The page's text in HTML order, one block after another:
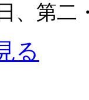
、第二
る